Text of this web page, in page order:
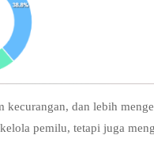
dan lebih
pemilu, tetapi juga